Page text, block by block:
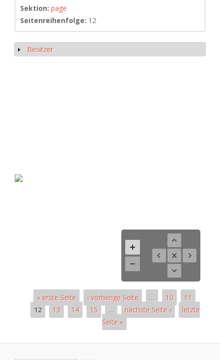
Sektion: page
Seitenreihenfolge: 12
Anzeigen
Besitzer
« erste Seite ‹ vorherige Seite … 10
11
12
13 14 15 … nächste Seite ›
letzte
Seite »